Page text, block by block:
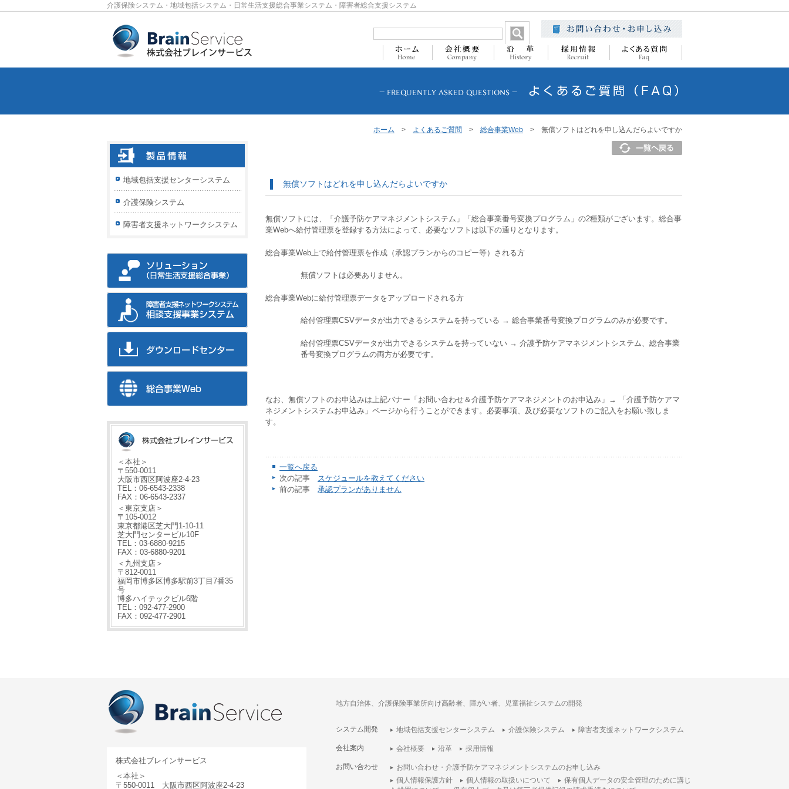
介護保険システム・地域包括システム・日常生活支援総合事業システム・障害者総合支援システム
ホーム > よくあるご質問 > 総合事業Web > 無償ソフトはどれを申し込んだらよいですか
無償ソフトはどれを申し込んだらよいですか
無償ソフトには、「介護予防ケアマネジメントシステム」「総合事業番号変換プログラム」の2種類がございます。総合事
業Webへ給付管理票を登録する方法によって、必要なソフトは以下の通りとなります。
総合事業Web上で給付管理票を作成（承認プランからのコピー等）される方
無償ソフトは必要ありません。
総合事業Webに給付管理票データをアップロードされる方
給付管理票CSVデータが出力できるシステムを持っている → 総合事業番号変換プログラムのみが必要です。
給付管理票CSVデータが出力できるシステムを持っていない → 介護予防ケアマネジメントシステム、総合事業
番号変換プログラムの両方が必要です。
なお、無償ソフトのお申込みは上記バナー「お問い合わせ＆介護予防ケアマネジメントのお申込み」→ 「介護予防ケアマ
ネジメントシステムお申込み」ページから行うことができます。必要事項、及び必要なソフトのご記入をお願い致しま
す。
一覧へ戻る
次の記事
スケジュールを教えてください
前の記事 承認プランがありません
地域包括支援センターシステム
介護保険システム
障害者支援ネットワークシステム
＜本社＞
〒550-0011
大阪市西区阿波座2-4-23
TEL：06-6543-2338
FAX：06-6543-2337
＜東京支店＞
〒105-0012
東京都港区芝大門1-10-11
芝大門センタービル10F
TEL：03-6880-9215
FAX：03-6880-9201
＜九州支店＞
〒812-0011
福岡市博多区博多駅前3丁目7番35
号
博多ハイテックビル6階
TEL：092-477-2900
FAX：092-477-2901
株式会社ブレインサービス
＜本社＞
〒550-0011 大阪市西区阿波座2-4-23
地方自治体、介護保険事業所向け高齢者、障がい者、児童福祉システムの開発
システム開発 地域包括支援センターシステム 介護保険システム 障害者支援ネットワークシステム
会社案内 会社概要 沿革 採用情報
お問い合わせ
お問い合わせ・介護予防ケアマネジメントシステムのお申し込み
個人情報保護方針
個人情報の取扱いについて
保有個人データの安全管理のために講じ